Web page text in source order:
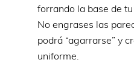
forrando la base de
No engrases las
podrá “agarrarse” y
uniforme.